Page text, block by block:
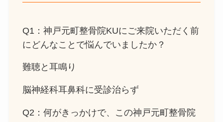
Q1：神戸元町整骨院KUにご来院いただく前
にどんなことで悩んでいましたか？
難聴と耳鳴り
脳神経科耳鼻科に受診治らず
Q2：何がきっかけで、この神戸元町整骨院